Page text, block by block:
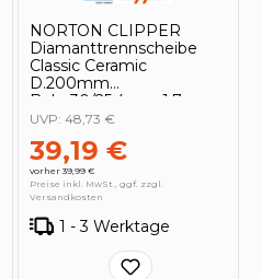
NORTON CLIPPER
Diamanttrennscheibe
Classic Ceramic
D.200mm
Bohr.30/25,4mm 1,7mm -
70184626829
39,19 €
vorher 39,99 €
UVP: 48,73 €
Preise inkl. MwSt., ggf. zzgl.
Versandkosten
1 - 3 Werktage